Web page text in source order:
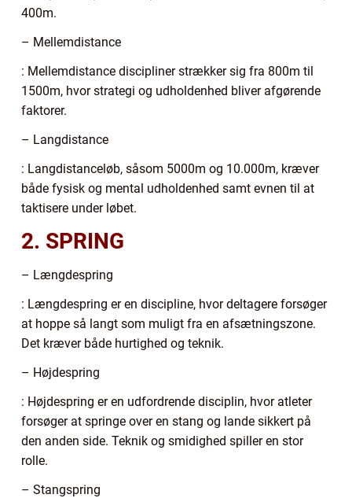
400m.
– Mellemdistance
: Mellemdistance discipliner strækker sig fra 800m til
1500m, hvor strategi og udholdenhed bliver afgørende
faktorer.
– Langdistance
: Langdistanceløb, såsom 5000m og 10.000m, kræver
både fysisk og mental udholdenhed samt evnen til at
taktisere under løbet.
2. SPRING
– Længdespring
: Længdespring er en discipline, hvor deltagere forsøger
at hoppe så langt som muligt fra en afsætningszone.
Det kræver både hurtighed og teknik.
– Højdespring
: Højdespring er en udfordrende disciplin, hvor atleter
forsøger at springe over en stang og lande sikkert på
den anden side. Teknik og smidighed spiller en stor
rolle.
– Stangspring